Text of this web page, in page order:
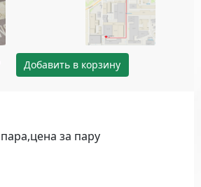
Добавить в корзину
пара,цена за пару